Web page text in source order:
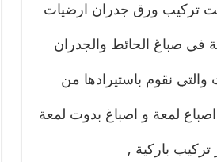
تركيب ورق جدران ارضيات
في صباغ الحائط والجدران
والتي نقوم باستيرادها من
لمعة و اصباغ بدوت لمعة
تركيب باركية ,